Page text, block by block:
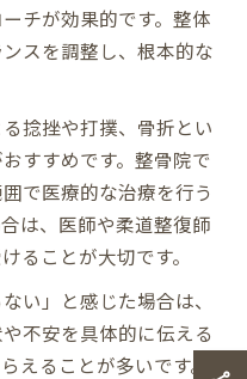
チが効果的です。整体
スを調整し、根本的な
捻挫や打撲、骨折とい
すすめです。整骨院で
で医療的な治療を行う
は、医師や柔道整復師
ることが大切です。
い」と感じた場合は、
不安を具体的に伝える
えることが多いです。